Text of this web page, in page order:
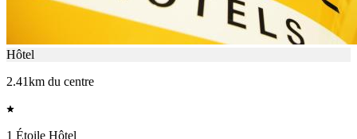
Hôtel
2.41km du centre
1 Étoile Hôtel